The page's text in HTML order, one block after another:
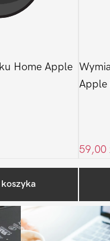
Home Apple
Apple
59,00
Sidebar